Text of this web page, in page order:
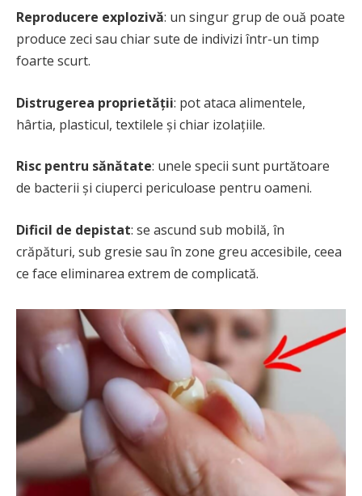
Reproducere explozivă: un singur grup de ouă poate
produce zeci sau chiar sute de indivizi într-un timp
foarte scurt.
Distrugerea proprietății: pot ataca alimentele,
hârtia, plasticul, textilele și chiar izolațiile.
Risc pentru sănătate: unele specii sunt purtătoare
de bacterii și ciuperci periculoase pentru oameni.
Dificil de depistat: se ascund sub mobilă, în
crăpături, sub gresie sau în zone greu accesibile, ceea
ce face eliminarea extrem de complicată.